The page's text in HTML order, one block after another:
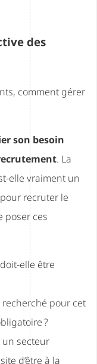
des
comment gérer
son besoin
. La
elle vraiment un
recruter le
poser ces
elle être
recherché pour cet
?
un secteur
d’être à la